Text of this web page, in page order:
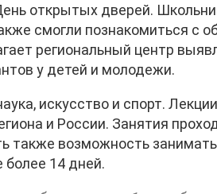
открытых дверей.
смогли познакомиться с
региональный центр
у детей и молодежи.
искусство и спорт.
и России. Занятия
также возможность
14 дней.